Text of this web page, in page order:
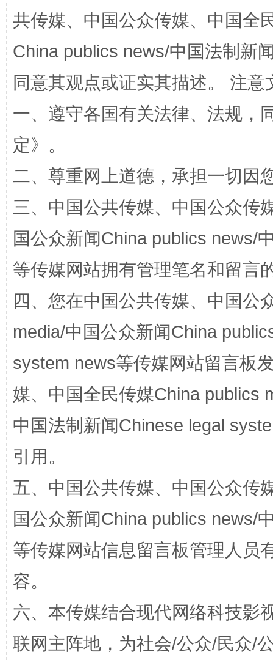
全民健身五年计划来了！等你上场
阿坝州三大球赛在茂县开幕 规模
扯下公款旅游的“隐身衣” 如何以
共传媒、中国公众传媒、中国全
China publics news/中国法制新
同意其观点或证实其描述。 注
一、遵守各国有关法律、法规，
定》。
二、尊重网上道德，承担一切因
三、中国公共传媒、中国公众传
国公众新闻China publics news/
等传媒网站拥有管理笔名和留言
四、您在中国公共传媒、中国公
media/中国公众新闻China
system news等传媒网站留言板
媒、中国全民传媒China publics
中国法制新闻Chinese legal
引用。
五、中国公共传媒、中国公众传
国公众新闻China publics news/
等传媒网站信息留言板管理人员
容。
六、本传媒结合现代网络科技影
联网主阵地，为社会/公众/民众/